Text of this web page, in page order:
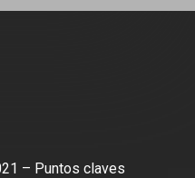
– Puntos claves